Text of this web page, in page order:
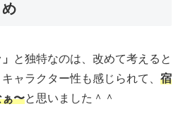
と独特なのは、改めて考えると
ャラクター性も感じられて、 宿
〜と思いました＾＾